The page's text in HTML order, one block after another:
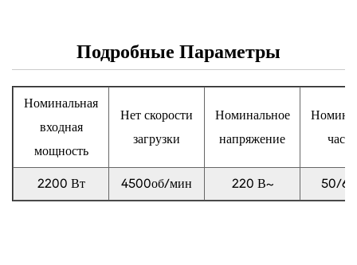
Подробные Параметры
Номинальная
входная
мощность
Нет скорости
загрузки
Номинальное
напряжение
2200 Вт 4500об/мин 220 В~ 50/